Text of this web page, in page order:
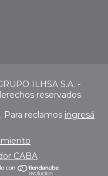
ILHSA S.A. -
reservados.
Para reclamos ingresá
CABA